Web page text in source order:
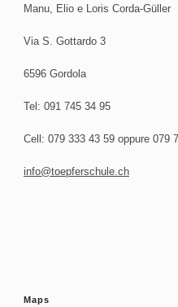
Manu, Elio e Loris Corda-Güller
Via S. Gottardo 3
6596 Gordola
Tel: 091 745 34 95
Cell: 079 333 43 59 oppure 079
info@toepferschule.ch
Maps